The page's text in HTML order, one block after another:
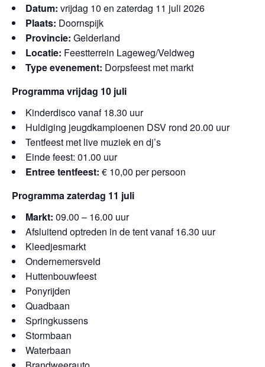
Datum: vrijdag 10 en zaterdag 11 juli 2026
Plaats: Doornspijk
Provincie: Gelderland
Locatie: Feestterrein Lageweg/Veldweg
Type evenement: Dorpsfeest met markt
Programma vrijdag 10 juli
Kinderdisco vanaf 18.30 uur
Huldiging jeugdkampioenen DSV rond 20.00 uur
Tentfeest met live muziek en dj’s
Einde feest: 01.00 uur
Entree tentfeest: € 10,00 per persoon
Programma zaterdag 11 juli
Markt: 09.00 – 16.00 uur
Afsluitend optreden in de tent vanaf 16.30 uur
Kleedjesmarkt
Ondernemersveld
Huttenbouwfeest
Ponyrijden
Quadbaan
Springkussens
Stormbaan
Waterbaan